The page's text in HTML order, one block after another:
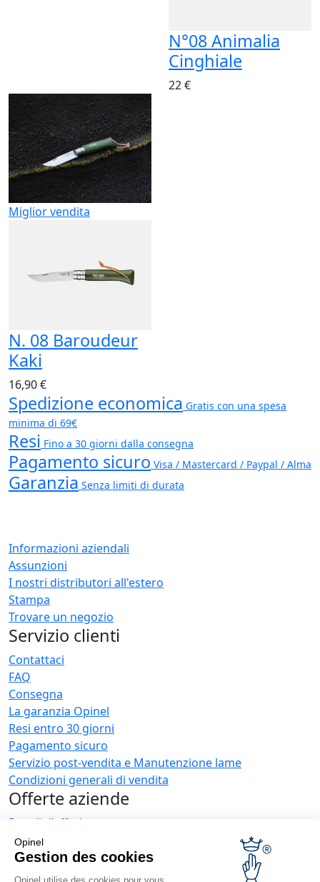
Opinel
Gestion des cookies
Opinel utilise des cookies pour vous
N°08 Animalia
Cinghiale
22 €
Miglior vendita
N. 08 Baroudeur
Kaki
16,90 €
Spedizione economica Gratis con una spesa
minima di 69€
Resi Fino a 30 giorni dalla consegna
Pagamento sicuro Visa / Mastercard / Paypal / Alma
Garanzia Senza limiti di durata
Informazioni aziendali
Assunzioni
I nostri distributori all'estero
Stampa
Trovare un negozio
Servizio clienti
Contattaci
FAQ
Consegna
La garanzia Opinel
Resi entro 30 giorni
Pagamento sicuro
Servizio post-vendita e Manutenzione lame
Condizioni generali di vendita
Offerte aziende
Regali d'affari
Ristoratori
Novità Opinel